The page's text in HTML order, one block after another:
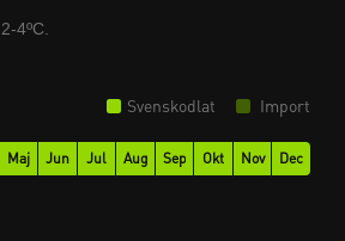
4ºC.
Svenskodlat Import
Maj Jun Jul Aug Sep Okt Nov Dec